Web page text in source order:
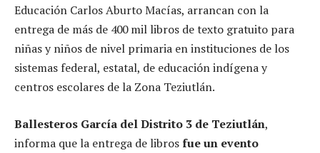
Educación Carlos Aburto Macías, arrancan con la
entrega de más de 400 mil libros de texto gratuito para
niñas y niños de nivel primaria en instituciones de los
sistemas federal, estatal, de educación indígena y
centros escolares de la Zona Teziutlán.
Ballesteros García del Distrito 3 de Teziutlán,
informa que la entrega de librosfue un evento